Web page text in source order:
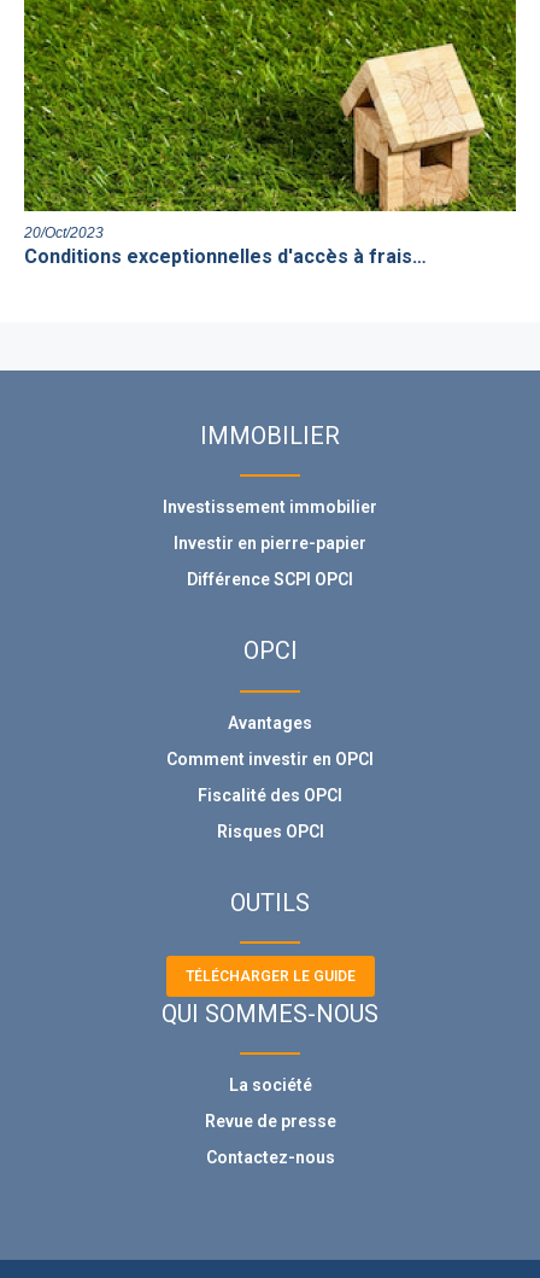
20/Oct/2023
Conditions exceptionnelles d'accès à frais…
IMMOBILIER
Investissement immobilier
Investir en pierre-papier
Différence SCPI OPCI
OPCI
Avantages
Comment investir en OPCI
Fiscalité des OPCI
Risques OPCI
OUTILS
TÉLÉCHARGER LE GUIDE
QUI SOMMES-NOUS
La société
Revue de presse
Contactez-nous